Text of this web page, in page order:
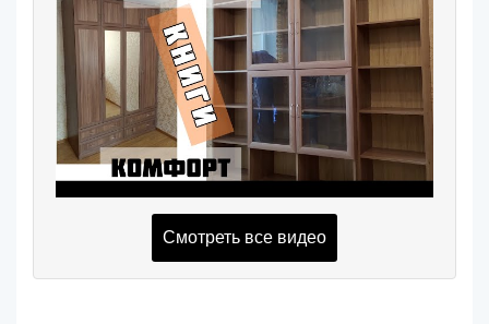
Смотреть все видео